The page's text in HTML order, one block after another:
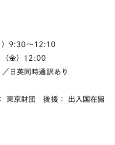
）9:30〜12:10
（金）12:00
日英同時通訳あり
東京財団 後援： 出入国在留